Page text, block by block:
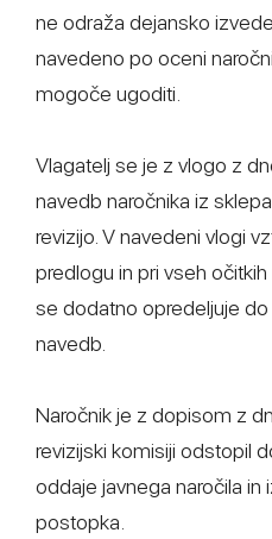
ne odraža dejansko
navedeno po oceni
mogoče ugoditi.
Vlagatelj se je z vlogo z
navedb naročnika iz
revizijo. V navedeni vlogi
predlogu in pri vseh
se dodatno opredeljuje
navedb.
Naročnik je z dopisom z
revizijski komisiji odstopil
oddaje javnega naročila in
postopka.